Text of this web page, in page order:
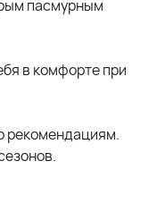
пасмурным
в комфорте при
рекомендациям.